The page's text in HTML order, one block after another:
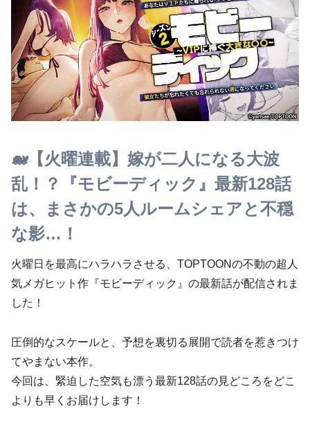
🐋【火曜連載】嫁が二人になる大波
乱！？『モビーディック』最新128話
は、まさかの5人ルームシェアと不穏
な影…！
火曜日を最高にハラハラさせる、TOPTOONの不動の超人
気メガヒット作『モビーディック』の最新話が配信されま
した！
圧倒的なスケールと、予想を裏切る展開で読者を惹きつけ
てやまない本作。
今回は、緊迫した空気も漂う最新128話の見どころをどこ
よりも早くお届けします！